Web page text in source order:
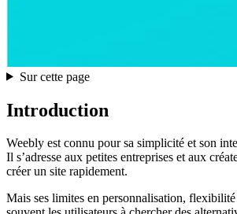
Sur cette page
Introduction
Weebly est connu pour sa simplicité et son
Il s’adresse aux petites entreprises et aux
créer un site rapidement.
Mais ses limites en personnalisation,